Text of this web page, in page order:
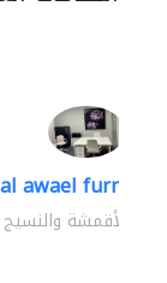
al awael
الأقمشة والنسيج